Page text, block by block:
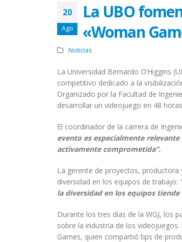
20
Ago
La UBO
«Woman
Noticias
La Universidad Bernardo O’Higgins
competitivo dedicado a la
Organizado por la Facultad de
desarrollar un videojuego en 48
El coordinador de la carrera de
evento es especialmente
activamente comprometida”.
La gerente de proyectos,
diversidad en los equipos de trabajo:
la diversidad en los equipos
Durante los tres días de la WGJ, los
sobre la industria de los
Games, quien compartió tips de